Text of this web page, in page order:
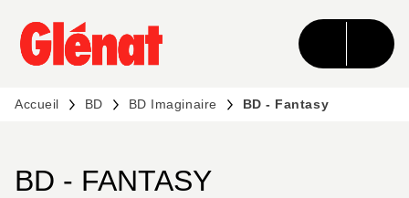
MENU RECHERCHE CONTENU
PIED DE PAGE
Accueil BD BD Imaginaire BD - Fantasy
BD - FANTASY